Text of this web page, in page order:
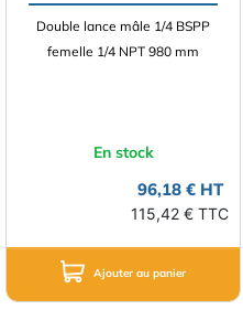
Double lance mâle 1/4 BSPP
femelle 1/4 NPT 980 mm
En stock
96,18 € HT
115,42 € TTC
Ajouter au panier